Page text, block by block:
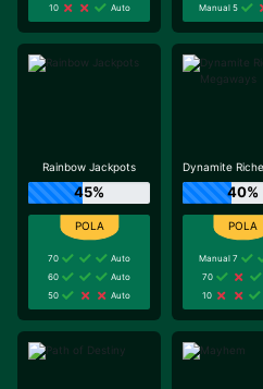
10
Auto
Manual 5
Rainbow Jackpots
45%
70
Auto
60
Auto
50
Auto
40%
Manual 7
70
10